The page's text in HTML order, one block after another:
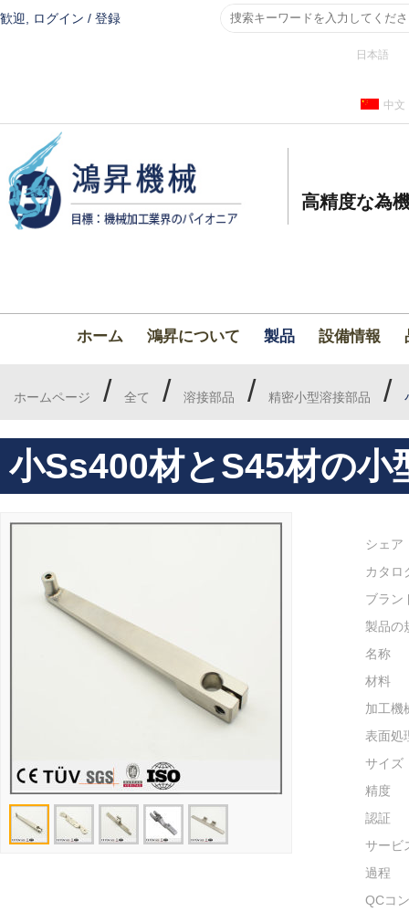
歓迎, ログイン / 登録
日本語
中文
高精度な為
ホーム 鴻昇について 製品 設備情報
ホームページ / 全て / 溶接部品 / 精密小型溶接部品 /
小ss400材とS45材の小
シェア
カタロ
ブラン
製品の
名称
材料
加工機
表面処
サイズ
精度
認証
サービ
過程
QCコ